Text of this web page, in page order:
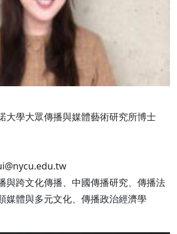
大學大眾傳播與媒體藝術研究所博士
與跨文化傳播、中國傳播研究、傳播法
媒體與多元文化、傳播政治經濟學